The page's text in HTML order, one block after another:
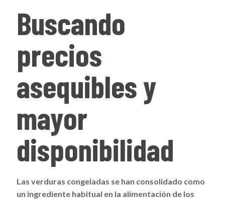
Buscando
precios
asequibles y
mayor
disponibilidad
Las verduras congeladas se han consolidado como
un ingrediente habitual en la alimentación de los